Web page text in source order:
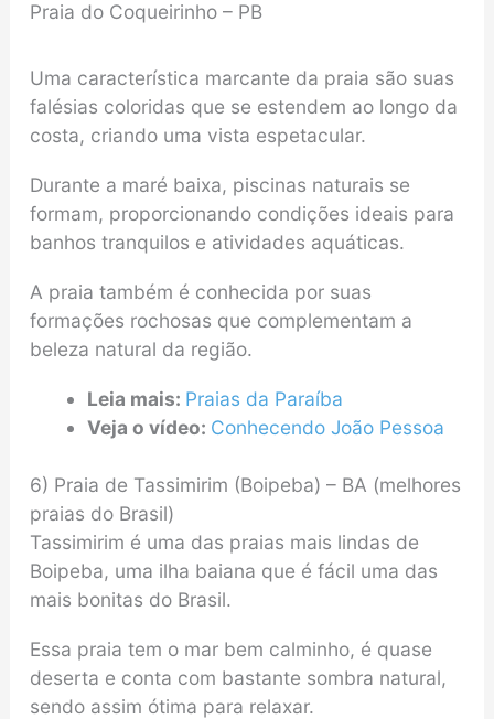
Praia do Coqueirinho – PB
Uma característica marcante da praia são suas
falésias coloridas que se estendem ao longo da
costa, criando uma vista espetacular.
Durante a maré baixa, piscinas naturais se
formam, proporcionando condições ideais para
banhos tranquilos e atividades aquáticas.
A praia também é conhecida por suas
formações rochosas que complementam a
beleza natural da região.
Leia mais: Praias da Paraíba
Veja o vídeo: Conhecendo João Pessoa
6) Praia de Tassimirim (Boipeba) – BA (melhores
praias do Brasil)
Tassimirim é uma das praias mais lindas de
Boipeba, uma ilha baiana que é fácil uma das
mais bonitas do Brasil.
Essa praia tem o mar bem calminho, é quase
deserta e conta com bastante sombra natural,
sendo assim ótima para relaxar.